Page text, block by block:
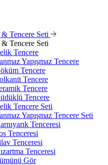
& Tencere Seti
& Tencere Seti
Tencere
Yapışmaz Tencere
Tencere
Tencere
Tencere
Tencere
Tencere Seti
Yapışmaz Tencere Seti
Tenceresi
Tenceresi
Tenceresi
Tenceresi
Gör